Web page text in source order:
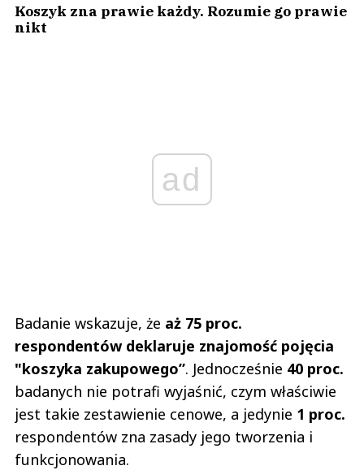
Koszyk zna prawie każdy. Rozumie go prawie
nikt
ad
Badanie wskazuje, że aż 75 proc.
respondentów deklaruje znajomość pojęcia
"koszyka zakupowego”. Jednocześnie 40 proc.
badanych nie potrafi wyjaśnić, czym właściwie
jest takie zestawienie cenowe, a jedynie 1 proc.
respondentów zna zasady jego tworzenia i
funkcjonowania.